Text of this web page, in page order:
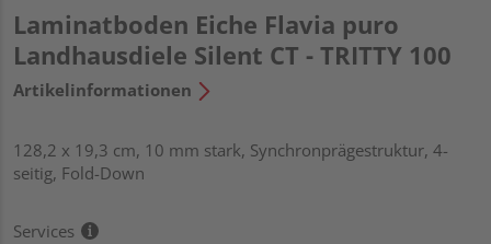
Laminatboden Eiche Flavia puro
Landhausdiele Silent CT - TRITTY 100
Artikelinformationen
128,2 x 19,3 cm, 10 mm stark, Synchronprägestruktur, 4-
seitig, Fold-Down
Services